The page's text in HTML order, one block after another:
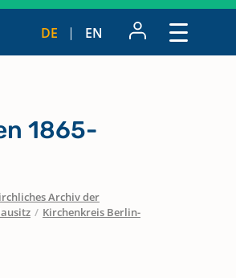
DE EN
1865-
Archiv der
/ Kirchenkreis Berlin-